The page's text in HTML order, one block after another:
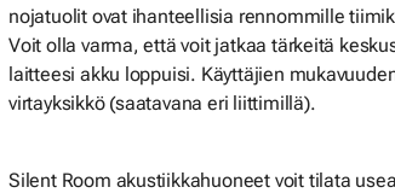
nojatuolit ovat ihanteellisia rennommille
Voit olla varma, että voit jatkaa tärkeitä
laitteesi akku loppuisi. Käyttäjien
virtayksikkö (saatavana eri liittimillä).
Silent Room akustiikkahuoneet voit tilata